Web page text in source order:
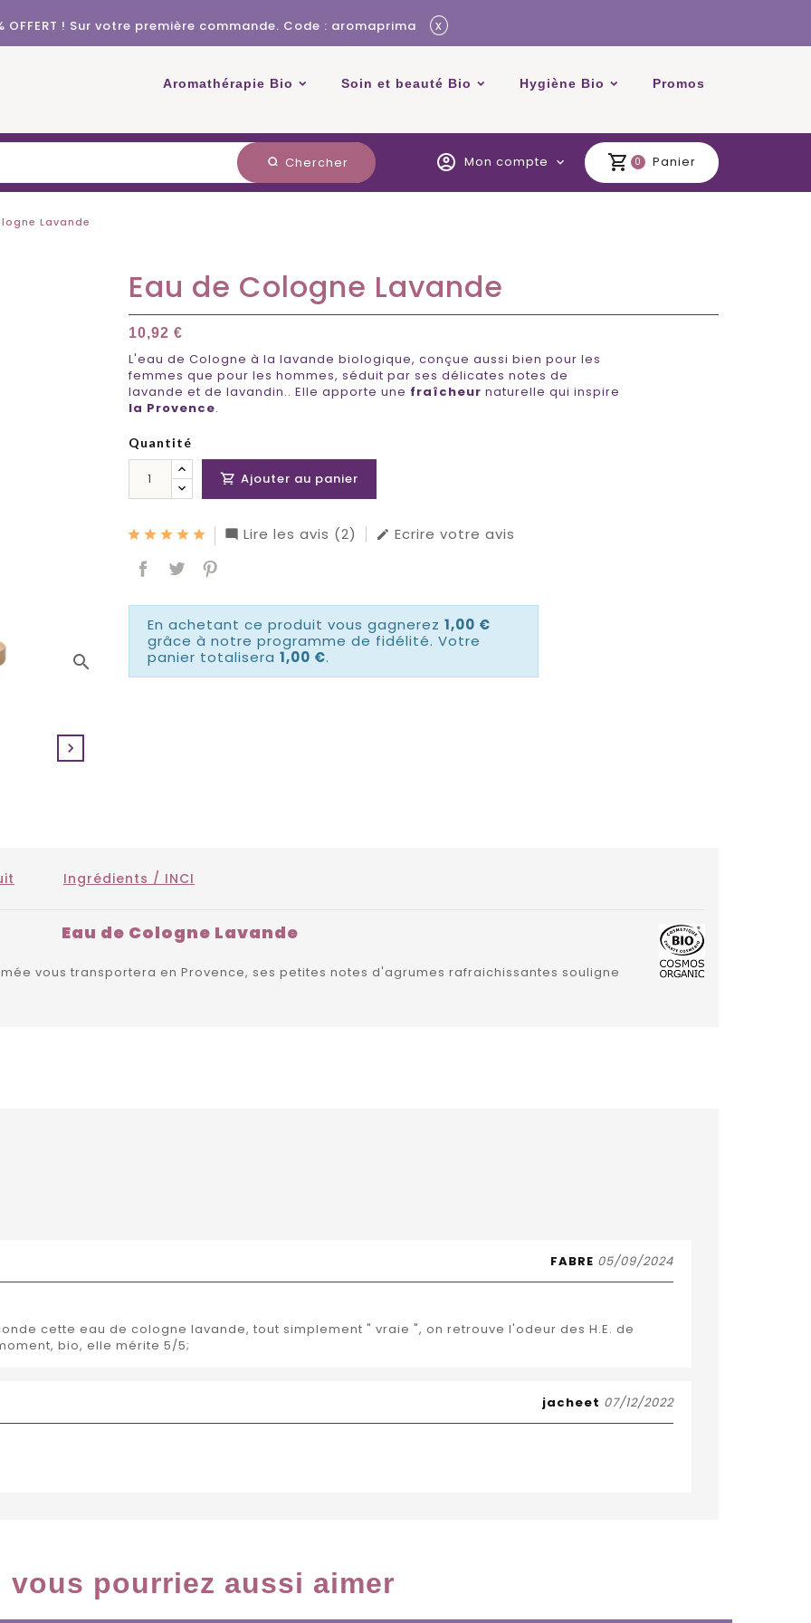
OFFERT ! Sur votre première commande. Code : aromaprima x
Aromathérapie Bio Soin et beauté Bio Hygiène Bio Promos
search Chercher shopping_cart 0 Panier
account_circle Mon compte expand_more
Lavande
search

Eau de Cologne Lavande
10,92 €
L'eau de Cologne à la lavande biologique, conçue aussi bien pour les
femmes que pour les hommes, séduit par ses délicates notes de
lavande et de lavandin.. Elle apporte une fraîcheur naturelle qui inspire
la Provence.
Quantité
 Ajouter au panier
 Lire les avis (2)  Ecrire votre avis
En achetant ce produit vous gagnerez 1,00 €
grâce à notre programme de fidélité. Votre
panier totalisera 1,00 €.
Ingrédients / INCI
Eau de Cologne Lavande
vous transportera en Provence, ses petites notes d'agrumes rafraichissantes souligne
FABRE 05/09/2024
cette eau de cologne lavande, tout simplement " vraie ", on retrouve l'odeur des H.E. de
bio, elle mérite 5/5;
jacheet 07/12/2022
vous pourriez aussi aimer